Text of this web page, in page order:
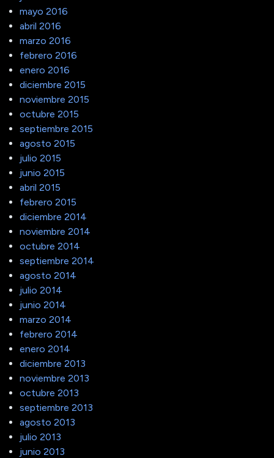
mayo 2016
abril 2016
marzo 2016
febrero 2016
enero 2016
diciembre 2015
noviembre 2015
octubre 2015
septiembre 2015
agosto 2015
julio 2015
junio 2015
abril 2015
febrero 2015
diciembre 2014
noviembre 2014
octubre 2014
septiembre 2014
agosto 2014
julio 2014
junio 2014
marzo 2014
febrero 2014
enero 2014
diciembre 2013
noviembre 2013
octubre 2013
septiembre 2013
agosto 2013
julio 2013
junio 2013